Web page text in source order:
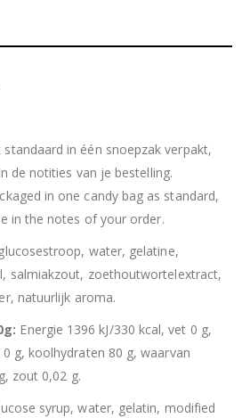
in één snoepzak verpakt,
de notities van je bestelling.
in one candy bag as standard,
in the notes of your order.
water, gelatine,
salmiakzout, zoethoutwortelextract,
natuurlijk aroma.
Energie 1396 kJ/330 kcal, vet 0 g,
g, koolhydraten 80 g, waarvan
zout 0,02 g.
syrup, water, gelatin, modified